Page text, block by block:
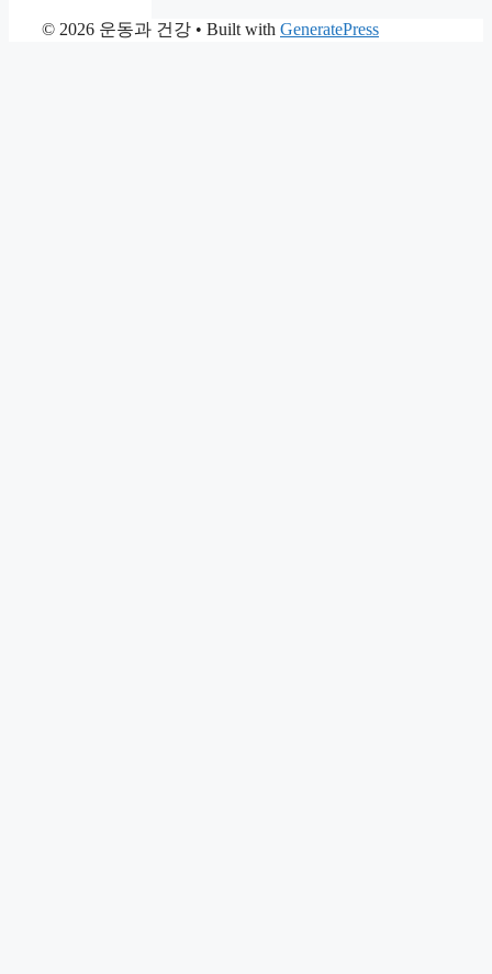
© 2026 운동과 건강 • Built with GeneratePress